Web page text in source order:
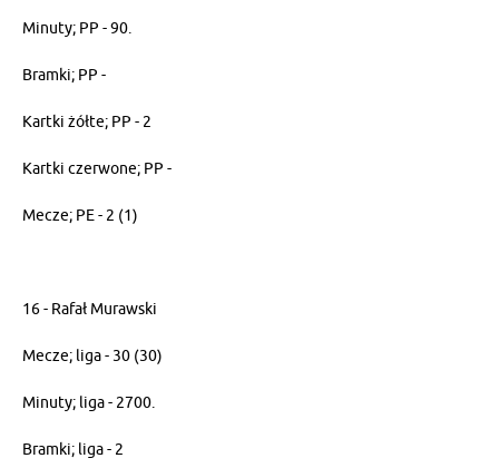
Minuty; PP - 90.
Bramki; PP -
Kartki żółte; PP - 2
Kartki czerwone; PP -
Mecze; PE - 2 (1)
16 - Rafał Murawski
Mecze; liga - 30 (30)
Minuty; liga - 2700.
Bramki; liga - 2